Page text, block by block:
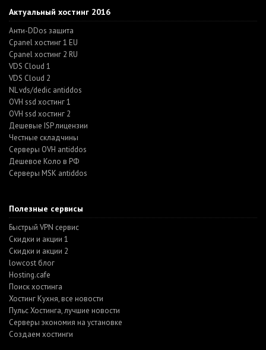
Актуальный хостинг 2016
Анти-DDos защита
Cpanel хостинг 1 EU
Cpanel хостинг 2 RU
VDS Cloud 1
VDS Cloud 2
NL vds/dedic antiddos
OVH ssd хостинг 1
OVH ssd хостинг 2
Дешевые ISP лицензии
Честные складчины
Серверы OVH antiddos
Дешевое Коло в РФ
Серверы MSK antiddos
Полезные сервисы
Быстрый VPN сервис
Скидки и акции 1
Скидки и акции 2
lowcost блог
Hosting.cafe
Поиск хостинга
Хостинг Кухня, все новости
Пульс Хостинга, лучшие новости
Серверы экономия на установке
Создаем хостинги